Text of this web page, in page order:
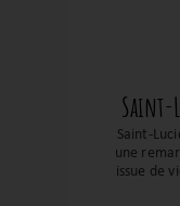
Saint-
Saint-
une
issue de
Avec